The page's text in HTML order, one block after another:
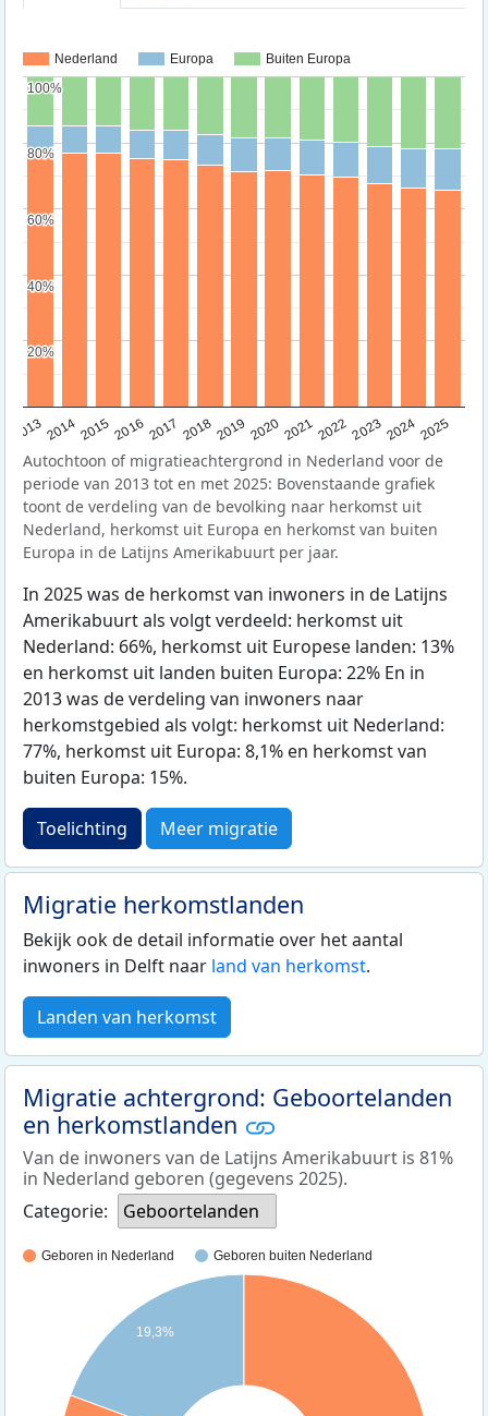
Nederland Europa Buiten Europa
20132014201520162017 20182019 202020212022202320242025
20%
20%
40%
40%
60%
60%
80%
80%
100%
100%
Autochtoon of migratieachtergrond in Nederland voor de
periode van 2013 tot en met 2025: Bovenstaande grafiek
toont de verdeling van de bevolking naar herkomst uit
Nederland, herkomst uit Europa en herkomst van buiten
Europa in de Latijns Amerikabuurt per jaar.
In 2025 was de herkomst van inwoners in de Latijns
Amerikabuurt als volgt verdeeld: herkomst uit
Nederland: 66%, herkomst uit Europese landen: 13%
en herkomst uit landen buiten Europa: 22% En in
2013 was de verdeling van inwoners naar
herkomstgebied als volgt: herkomst uit Nederland:
77%, herkomst uit Europa: 8,1% en herkomst van
buiten Europa: 15%.
Toelichting Meer migratie
Migratie herkomstlanden
Bekijk ook de detail informatie over het aantal
inwoners in Delft naar land van herkomst.
Landen van herkomst
Migratie achtergrond: Geboortelanden
en herkomstlanden
Van de inwoners van de Latijns Amerikabuurt is 81%
in Nederland geboren (gegevens 2025).
Categorie:
Geboortelanden
Geboren in Nederland Geboren buiten Nederland
19,3%